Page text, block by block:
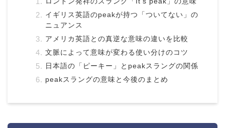
イギリス英語のpeakが持つ「ついてない」の
ニュアンス
アメリカ英語との真逆な意味の違いを比較
文脈によって意味が変わる使い分けのコツ
日本語の「ピーキー」とpeakスラングの関係
peakスラングの意味と今後のまとめ